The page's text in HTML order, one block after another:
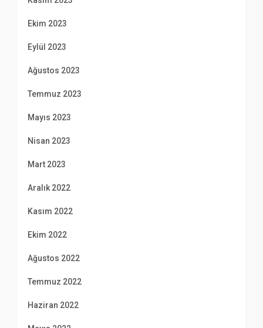
Ekim 2023
Eylül 2023
Ağustos 2023
Temmuz 2023
Mayıs 2023
Nisan 2023
Mart 2023
Aralık 2022
Kasım 2022
Ekim 2022
Ağustos 2022
Temmuz 2022
Haziran 2022